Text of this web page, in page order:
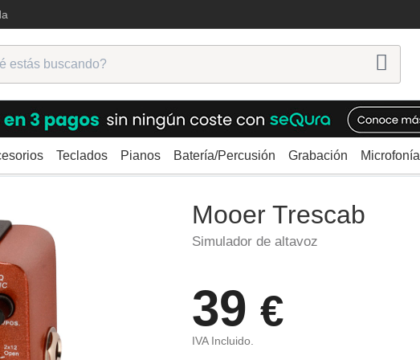
Teclados Pianos Batería/Percusión Grabación Microfonía
Otros efectos guitarra Mooer Trescab
Mooer Trescab
Simulador de altavoz
39 €
IVA Incluido.